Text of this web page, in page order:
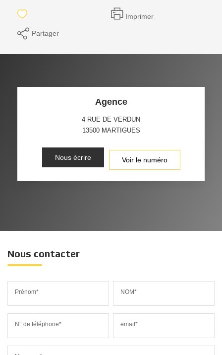
Imprimer
Partager
Agence
4 RUE DE VERDUN
13500 MARTIGUES
Nous écrire Voir le numéro
Nous contacter
Prénom* NOM*
N° de téléphone* email*